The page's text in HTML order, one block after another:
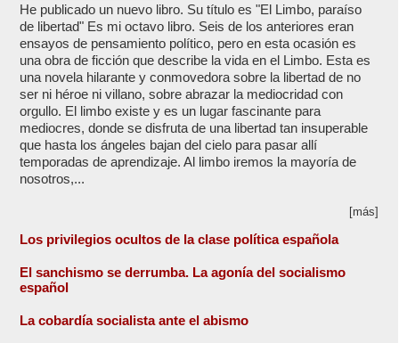
He publicado un nuevo libro. Su título es "El Limbo, paraíso
de libertad" Es mi octavo libro. Seis de los anteriores eran
ensayos de pensamiento político, pero en esta ocasión es
una obra de ficción que describe la vida en el Limbo. Esta es
una novela hilarante y conmovedora sobre la libertad de no
ser ni héroe ni villano, sobre abrazar la mediocridad con
orgullo. El limbo existe y es un lugar fascinante para
mediocres, donde se disfruta de una libertad tan insuperable
que hasta los ángeles bajan del cielo para pasar allí
temporadas de aprendizaje. Al limbo iremos la mayoría de
nosotros,...
[más]
Los privilegios ocultos de la clase política española
El sanchismo se derrumba. La agonía del socialismo
español
La cobardía socialista ante el abismo